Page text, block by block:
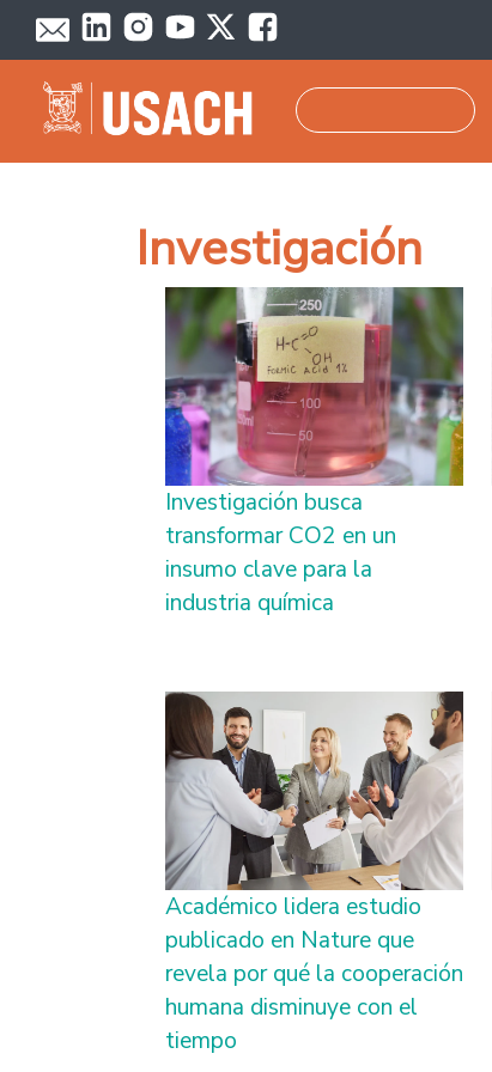
Pasar al contenido principal
Investigación
Investigación busca
transformar CO2 en un
insumo clave para la
industria química
Académico lidera estudio
publicado en Nature que
revela por qué la cooperación
humana disminuye con el
tiempo